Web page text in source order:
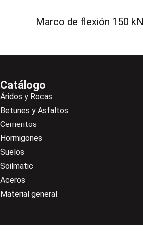
Marco de flexión 150 kN
Catálogo
Áridos y Rocas
Betunes y Asfaltos
Cementos
Hormigones
Suelos
Soilmatic
Aceros
Material general